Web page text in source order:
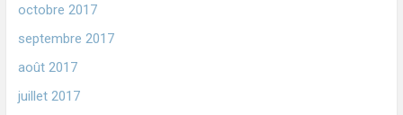
octobre 2017
septembre 2017
août 2017
juillet 2017